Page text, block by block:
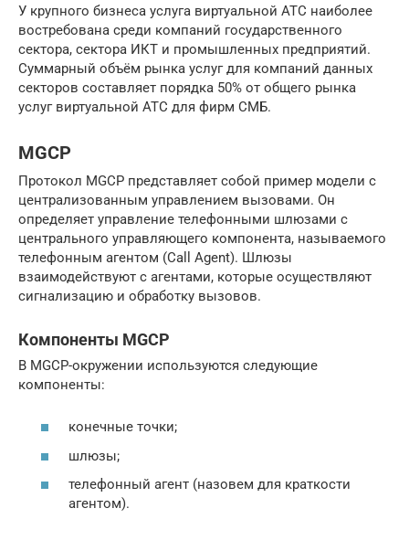
У крупного бизнеса услуга виртуальной АТС наиболее
востребована среди компаний государственного
сектора, сектора ИКТ и промышленных предприятий.
Суммарный объём рынка услуг для компаний данных
секторов составляет порядка 50% от общего рынка
услуг виртуальной АТС для фирм СМБ.
MGCP
Протокол MGCP представляет собой пример модели с
централизованным управлением вызовами. Он
определяет управление телефонными шлюзами с
центрального управляющего компонента, называемого
телефонным агентом (Call Agent). Шлюзы
взаимодействуют с агентами, которые осуществляют
сигнализацию и обработку вызовов.
Компоненты MGCP
В MGCP-окружении используются следующие
компоненты:
конечные точки;
шлюзы;
телефонный агент (назовем для краткости
агентом).